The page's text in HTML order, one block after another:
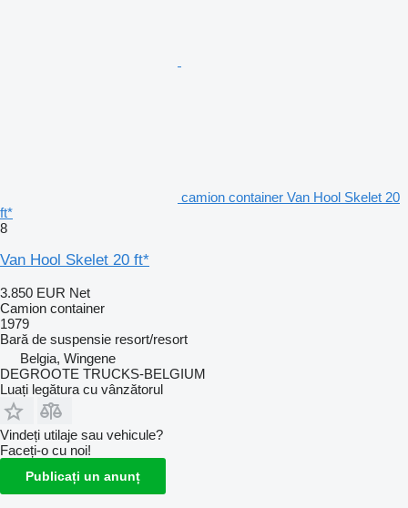
camion container Van Hool Skelet 20
ft*
8
Van Hool Skelet 20 ft*
3.850 EUR Net
Camion container
1979
Bară de suspensie resort/resort
Belgia, Wingene
DEGROOTE TRUCKS-BELGIUM
Luați legătura cu vânzătorul
Vindeți utilaje sau vehicule?
Faceți-o cu noi!
Publicați un anunț